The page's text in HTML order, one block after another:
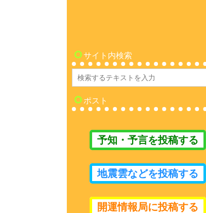
サイト内検索
ポスト
予知・予言を投稿する
地震雲などを投稿する
開運情報局に投稿する